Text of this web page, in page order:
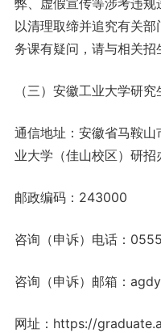
弊、虚假宣传等涉考违
以清理取缔并追究有关
务课有疑问，请与相关招
（三）安徽工业大学研
通信地址：安徽省马鞍
业大学（佳山校区）研招
邮政编码：243000
咨询（申诉）电话：
咨询（申诉）邮箱：
网址：https://